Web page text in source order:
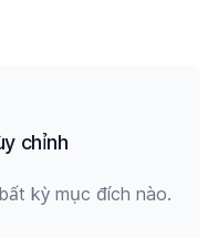
chỉnh
kỳ mục đích nào.